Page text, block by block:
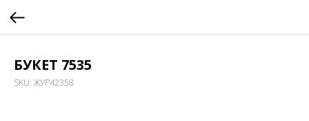
БУКЕТ 7535
SKU: ЖУР42358